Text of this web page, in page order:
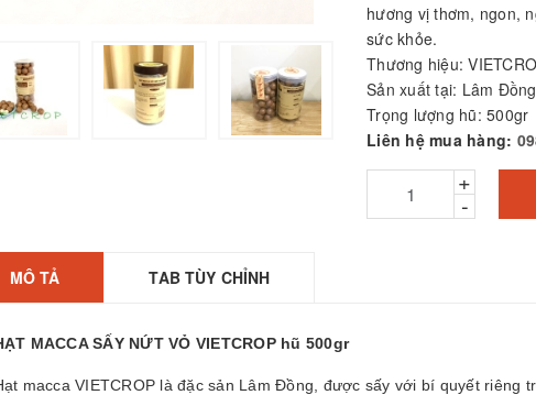
hương vị thơm, ngon,
sức khỏe.
Thương hiệu:
Sản xuất tại: Lâm
Trọng lượng hũ: 500gr
Liên hệ mua hàng:
+
-
MÔ TẢ TAB TÙY CHỈNH
MACCA SẤY NỨT VỎ VIETCROP hũ 500gr
macca VIETCROP là đặc sản Lâm Đồng, được sấy với bí quyết riêng
Vá súp inox 304
THAPHAFAC cán
nhựa
luộc gà
520.000₫
523.000₫